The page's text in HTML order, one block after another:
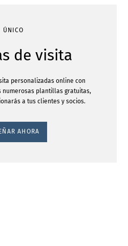
ÚNICO
de visita
personalizadas online con
numerosas plantillas gratuitas,
a tus clientes y socios.
AHORA